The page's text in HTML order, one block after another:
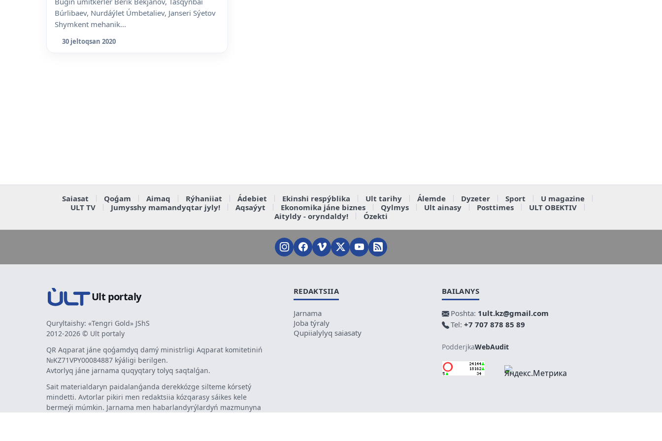
Búrlibaev, Nurdáýlet Úmbetaliev, Janseri Sýetov
Shymkent mehanik...
30 jeltoqsan 2020
Saiasat Qoǵam Aimaq Rýhaniiat Ádebiet Ekinshi respýblika Ult tarihy Álemde Dyzeter Sport
U magazine
ULT TV
Jumysshy mamandyqtar jyly! Aqsaýyt Ekonomika jáne biznes Qylmys Ult ainasy Posttimes
ULT OBEKTIV
Aityldy - oryndaldy!
Ózekti
Ult portaly
Quryltaishy: «Tengri Gold» JShS
2012-2026 © Ult portaly
QR Aqparat jáne qoǵamdyq damý ministrligi Aqparat komitetiniń
№KZ71VPY00084887 kýáligi berilgen.
Avtorlyq jáne jarnama quqyqtary tolyq saqtalǵan.
Sait materialdaryn paidalanǵanda derekkózge silteme kórsetý
mindetti. Avtorlar pikiri men redaktsiia kózqarasy sáikes kele
bermeýi múmkin. Jarnama men habarlandyrýlardyń mazmunyna
REDAKTSIIA
Jarnama
Joba týraly
Qupiialylyq saiasaty
BAILANYS
Poshta: 1ult.kz@gmail.com
Tel: +7 707 878 85 89
PodderjkaWebAudit